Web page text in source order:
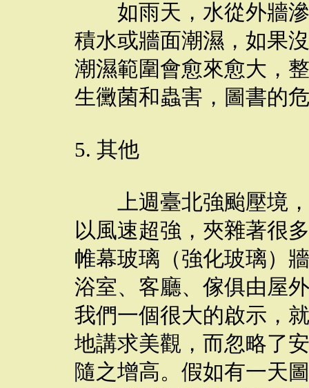
如雨天，水從外牆滲
積水或牆面潮濕，如果
潮濕範圍會愈來愈大，
生黴菌和蟲害，圖書的
5. 其他
上週臺北強颱壓境，
以風速超強，夾雜著很
帷幕玻璃（強化玻璃）
浴室、客廳、傢俱由屋
我們一個很大的啟示，
地講求美觀，而忽略了
隨之增高。假如有一天